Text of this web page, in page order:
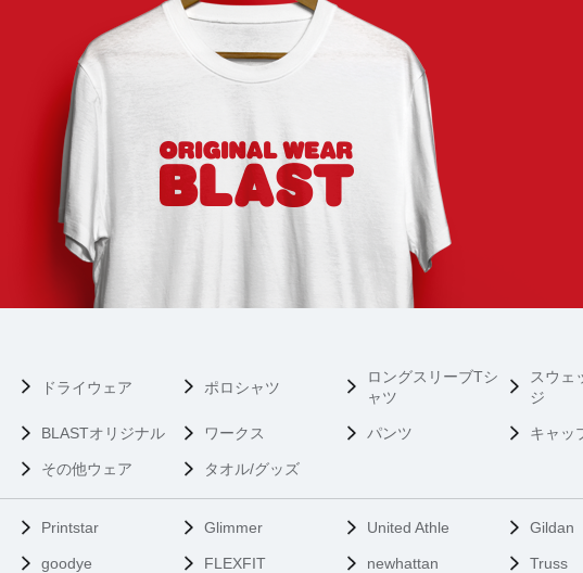
ドライウェア ポロシャツ
ロングスリーブTシ
ャツ
スウェ
ジ
BLASTオリジナル ワークス パンツ キャッ
その他ウェア タオル/グッズ
Printstar Glimmer United Athle Gildan
goodye FLEXFIT newhattan Truss